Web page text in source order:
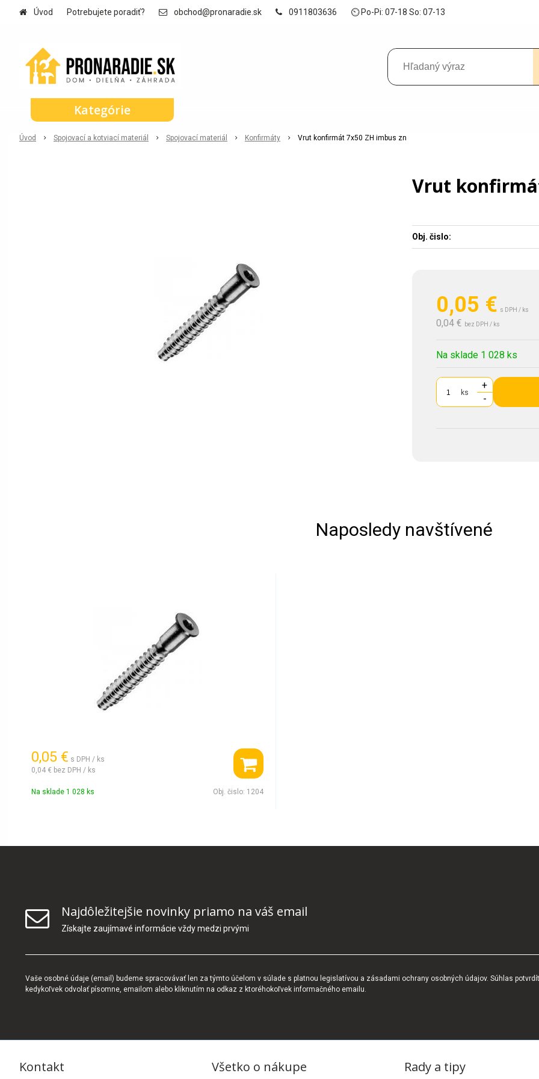
Úvod Potrebujete poradiť? obchod@pronaradie.sk 0911803636 ⏲ Po-Pi: 07-18 So: 07-13
Úvod Spojovací a kotviací materiál Spojovací materiál Konfirmáty Vrut konfirmát 7x50 ZH imbus zn
Vrut
0,05 € s DPH / ks
0,04 € bez DPH / ks
Na sklade 1 028 ks
ks
+
-
Obj. čislo:
Naposledy navštívené
0,05 € s DPH / ks
0,04 € bez DPH / ks
Na sklade 1 028 ks Obj. čislo: 1204
Kategórie
Najdôležitejšie novinky priamo na váš email
Získajte zaujímavé informácie vždy medzi prvými
Vaše osobné údaje (email) budeme spracovávať len za týmto účelom v súlade s platnou legislatívou a zásadami ochrany osobných údajov. Súhlas
kedykoľvek odvolať písomne, emailom alebo kliknutím na odkaz z ktoréhokoľvek informačného emailu.
Kontakt Všetko o nákupe Rady a tipy